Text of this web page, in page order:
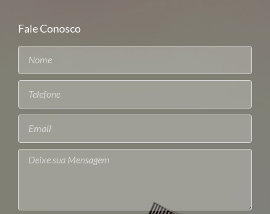
Fale Conosco